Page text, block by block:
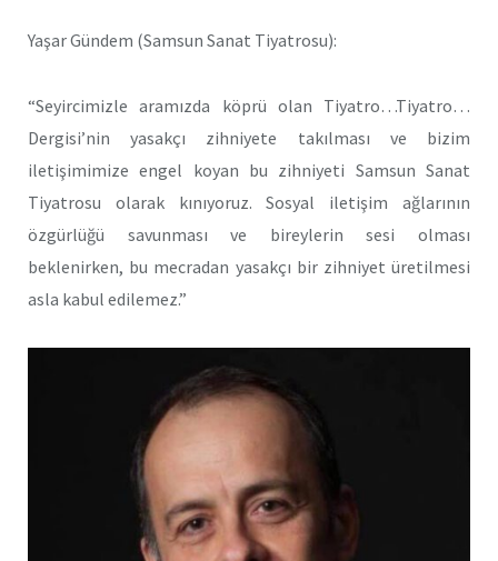
Yaşar Gündem (Samsun Sanat Tiyatrosu):
“Seyircimizle aramızda köprü olan Tiyatro…Tiyatro…
Dergisi’nin yasakçı zihniyete takılması ve bizim
iletişimimize engel koyan bu zihniyeti Samsun Sanat
Tiyatrosu olarak kınıyoruz. Sosyal iletişim ağlarının
özgürlüğü savunması ve bireylerin sesi olması
beklenirken, bu mecradan yasakçı bir zihniyet üretilmesi
asla kabul edilemez.”